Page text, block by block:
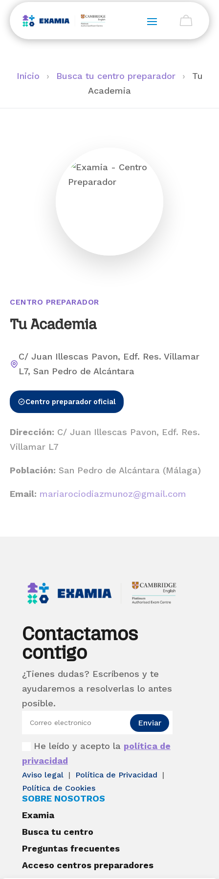
Inicio › Busca tu centro preparador ›
Tu
Academia
CENTRO PREPARADOR
Tu Academia
C/ Juan Illescas Pavon, Edf. Res. Villamar
L7, San Pedro de Alcántara
Centro preparador oficial
Dirección: C/ Juan Illescas Pavon, Edf. Res.
Villamar L7
Población: San Pedro de Alcántara (Málaga)
Email: mariarociodiazmunoz@gmail.com
Contactamos
contigo
¿Tienes dudas? Escríbenos y te
ayudaremos a resolverlas lo antes
posible.
He leído y acepto la política de
privacidad
Enviar
Aviso legal | Política de Privacidad
|
Política de Cookies
SOBRE NOSOTROS
Examia
Busca tu centro
Preguntas frecuentes
Acceso centros preparadores